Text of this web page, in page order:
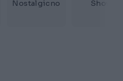
Nostalgicno Show